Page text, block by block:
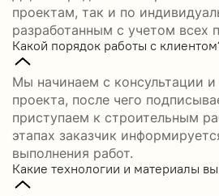
проектам, так и по
разработанным с учетом всех
Какой порядок работы с
Мы начинаем с консультации и
проекта, после чего
приступаем к строительным
этапах заказчик
выполнения работ.
Какие технологии и материалы